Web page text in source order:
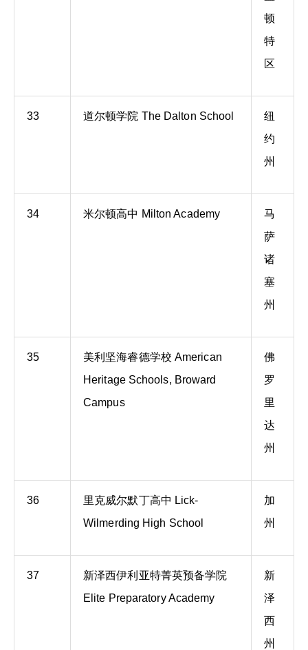
顿
特
区
33 道尔顿学院 The Dalton School
纽
约
州
34 米尔顿高中 Milton Academy
马
萨
诸
塞
州
35
美利坚海睿德学校 American
Heritage Schools, Broward
Campus
佛
罗
里
达
州
36
里克威尔默丁高中 Lick-
Wilmerding High School
加
州
37
新泽西伊利亚特菁英预备学院
Elite Preparatory Academy
新
泽
西
州